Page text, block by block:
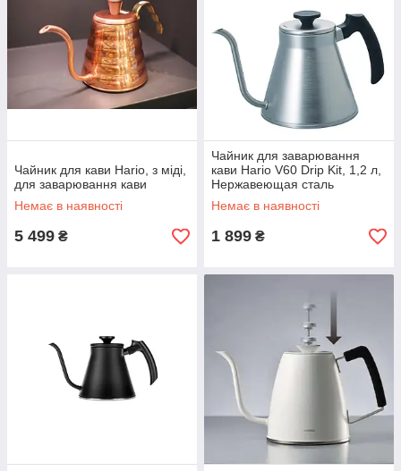
Чайник для кави Hario, з міді,
для заварювання кави
Немає в наявності
5 499 ₴
Чайник для заварювання
кави Hario V60 Drip Kit, 1,2 л,
Нержавеющая сталь
Немає в наявності
1 899 ₴